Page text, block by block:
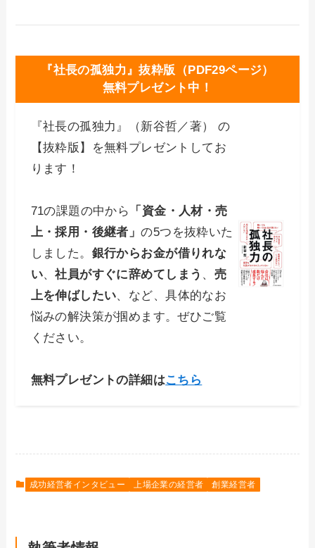
『社長の孤独力』抜粋版（PDF29ページ）
無料プレゼント中！
『社長の孤独力』（新谷哲／著） の
【抜粋版】を無料プレゼントしてお
ります！
71の課題の中から
「資金・人材・売
上・採用・後継者」の5つを抜粋いた
しました。 銀行からお金が借りれな
い、社員がすぐに辞めてしまう 、 売
上を伸ばしたい、など、具体的なお
悩みの解決策が掴めます。ぜひご覧
ください。
無料プレゼントの詳細はこちら
成功経営者インタビュー 上場企業の経営者 創業経営者